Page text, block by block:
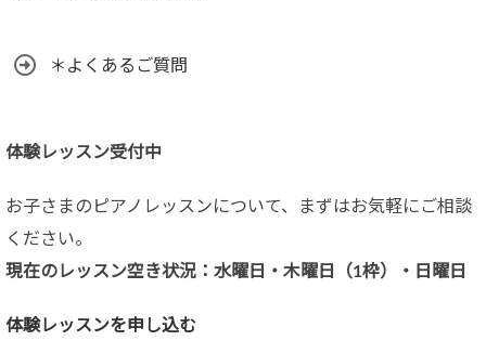
＊よくあるご質問
体験レッスン受付中
お子さまのピアノレッスンについて、まずはお気軽にご相談
ください。
現在のレッスン空き状況：水曜日・木曜日（1枠）・日曜日
体験レッスンを申し込む